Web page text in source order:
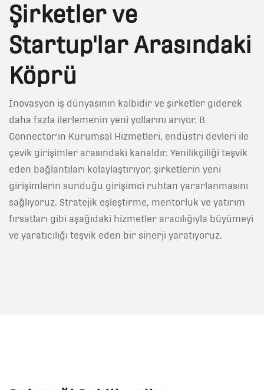
Şirketler ve
Startup'lar Arasındaki
Köprü
İnovasyon iş dünyasının kalbidir ve şirketler giderek
daha fazla ilerlemenin yeni yollarını arıyor. B
Connector'ın Kurumsal Hizmetleri, endüstri devleri ile
çevik girişimler arasındaki kanaldır. Yenilikçiliği teşvik
eden bağlantıları kolaylaştırıyor, şirketlerin yeni
girişimlerin sunduğu girişimci ruhtan yararlanmasını
sağlıyoruz. Stratejik eşleştirme, mentorluk ve yatırım
fırsatları gibi aşağıdaki hizmetler aracılığıyla büyümeyi
ve yaratıcılığı teşvik eden bir sinerji yaratıyoruz.